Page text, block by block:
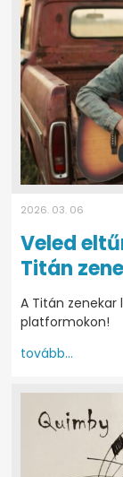
2026. 03. 06
Veled
Titán
A Titán
platformokon!
tovább...